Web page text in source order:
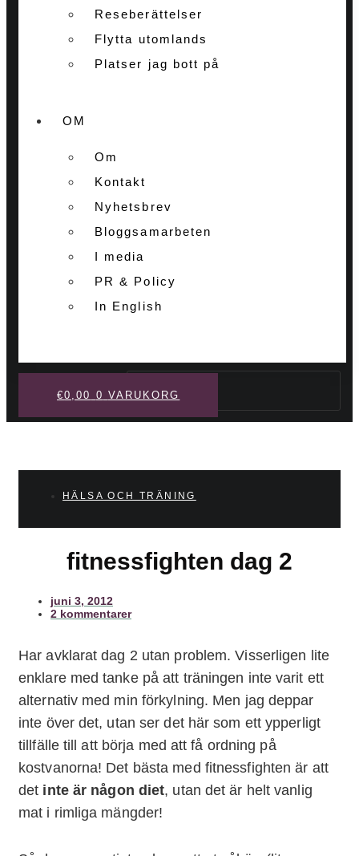
Reseberättelser
Flytta utomlands
Platser jag bott på
OM
Om
Kontakt
Nyhetsbrev
Bloggsamarbeten
I media
PR & Policy
In English
Sök
€0,00 0 VARUKORG
HÄLSA OCH TRÄNING
fitnessfighten dag 2
juni 3, 2012
2 kommentarer
Har avklarat dag 2 utan problem. Visserligen lite
enklare med tanke på att träningen inte varit ett
alternativ med min förkylning. Men jag deppar
inte över det, utan ser det här som ett ypperligt
tillfälle till att börja med att få ordning på
kostvanorna! Det bästa med fitnessfighten är att
det inte är någon diet, utan det är helt vanlig
mat i rimliga mängder!